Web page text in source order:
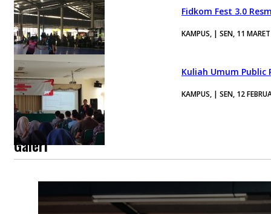
Fidkom Fest 3.0
KAMPUS, | SEN, 11
Kuliah Umum
KAMPUS, | SEN, 12
Galeri